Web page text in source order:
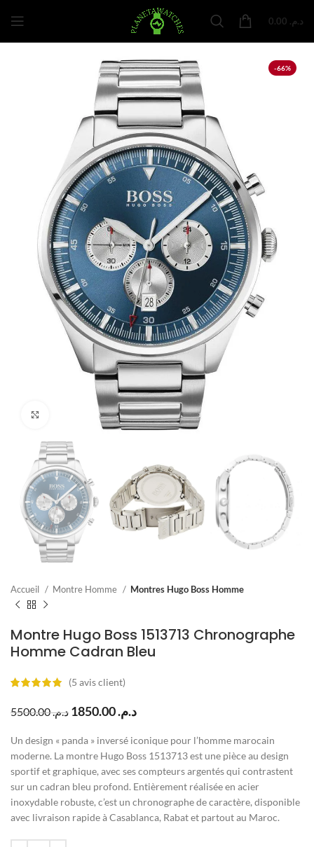
د.م.
-66%
Click to enlarge
Accueil Montre Homme Montres Hugo Boss Homme
Montre Hugo Boss 1513713 Chronographe
Homme Cadran Bleu
(5 avis client)
د.م.5500.00 د.م.
Un design « panda » inversé iconique pour l’homme marocain
moderne. La montre Hugo Boss 1513713 est une pièce au design
sportif et graphique, avec ses compteurs argentés qui contrastent
sur un cadran bleu profond. Entièrement réalisée en acier
inoxydable robuste, c’est un chronographe de caractère, disponible
avec livraison rapide à Casablanca, Rabat et partout au Maroc.